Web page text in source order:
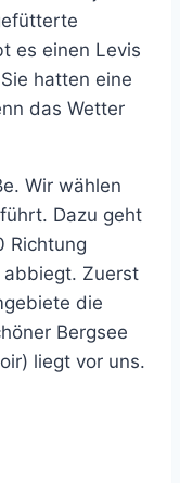
es einen Levis
hatten eine
das Wetter
Wir wählen
Dazu geht
Richtung
abbiegt. Zuerst
die
Bergsee
liegt vor uns.